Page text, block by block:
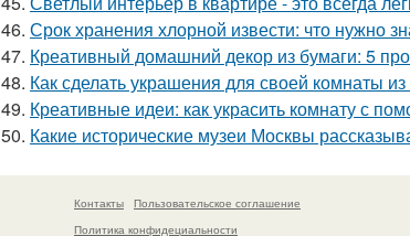
46. Срок хранения хлорной извести: что нужно
47. Креативный домашний декор из бумаги: 5
48. Как сделать украшения для своей комнаты
49. Креативные идеи: как украсить комнату с
50. Какие исторические музеи Москвы
Контакты
Пользовательское соглашение
Политика конфидециальности